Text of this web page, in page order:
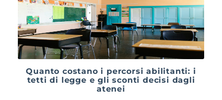
Quanto costano i percorsi abilitanti: i
tetti di legge e gli sconti decisi dagli
atenei